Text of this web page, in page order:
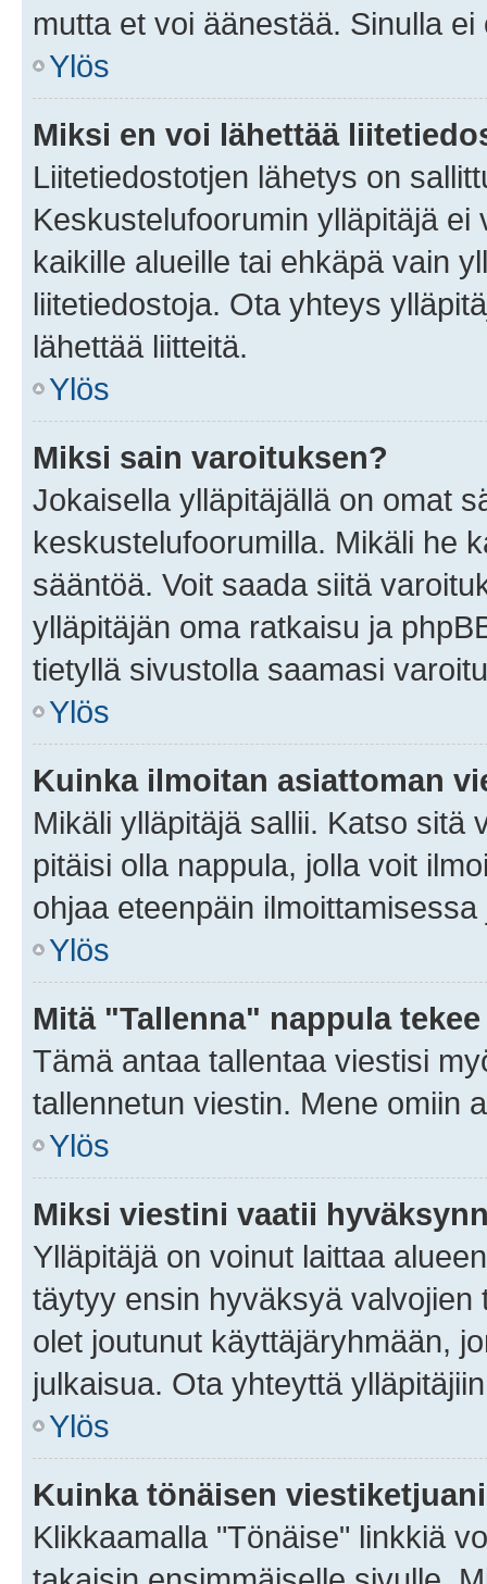
mutta et voi äänestää. Sinulla
Ylös
Miksi en voi lähettää
Liitetiedostotjen lähetys on
Keskustelufoorumin ylläpitäjä
kaikille alueille tai ehkäpä vain
liitetiedostoja. Ota yhteys
lähettää liitteitä.
Ylös
Miksi sain varoituksen?
Jokaisella ylläpitäjällä on omat
keskustelufoorumilla. Mikäli he
sääntöä. Voit saada siitä
ylläpitäjän oma ratkaisu ja
tietyllä sivustolla saamasi
Ylös
Kuinka ilmoitan asiattoman
Mikäli ylläpitäjä sallii. Katso sitä
pitäisi olla nappula, jolla voit
ohjaa eteenpäin
Ylös
Mitä "Tallenna" nappula
Tämä antaa tallentaa viestisi
tallennetun viestin. Mene omiin
Ylös
Miksi viestini vaatii
Ylläpitäjä on voinut laittaa
täytyy ensin hyväksyä
olet joutunut käyttäjäryhmään,
julkaisua. Ota yhteyttä
Ylös
Kuinka tönäisen
Klikkaamalla "Tönäise" linkkiä